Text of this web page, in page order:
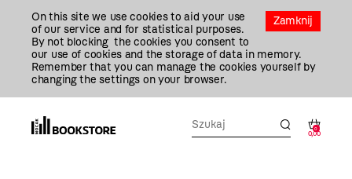
Zamknij
On this site we use cookies to aid your use
of our service and for statistical purposes.
By not blocking the cookies you consent to
our use of cookies and the storage of data in memory.
Remember that you can manage the cookies yourself by
changing the settings on your browser.
0
0,00